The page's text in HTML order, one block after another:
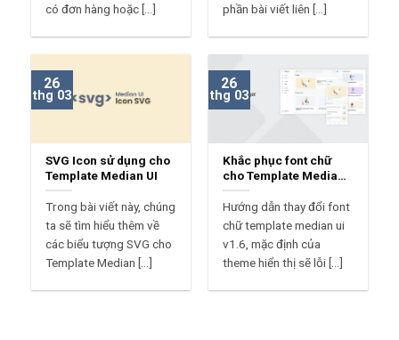
có đơn hàng hoặc [...]
phần bài viết liên [...]
SVG Icon sử dụng cho
Template Median UI
Trong bài viết này, chúng
ta sẽ tìm hiểu thêm về
các biểu tượng SVG cho
Template Median [...]
26
thg 03
Khắc phục font chữ
cho Template Median
UI
Hướng dẫn thay đổi font
chữ template median ui
v1.6, mặc định của
theme hiển thị sẽ lỗi [...]
26
thg 03